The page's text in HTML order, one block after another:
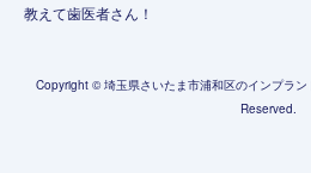
教えて歯医者さん！
Copyright © 埼玉県さいたま市浦和区のインプラ
Reserved.